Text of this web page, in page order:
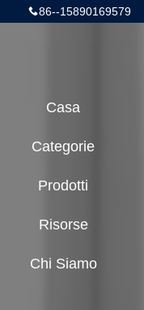
86--15890169579
Casa
Categorie
Prodotti
Risorse
Chi Siamo